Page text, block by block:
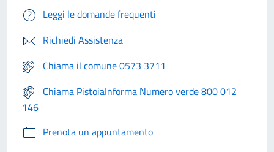
Leggi le domande frequenti
Richiedi Assistenza
Chiama il comune 0573 3711
Chiama PistoiaInforma Numero verde 800 012
146
Prenota un appuntamento